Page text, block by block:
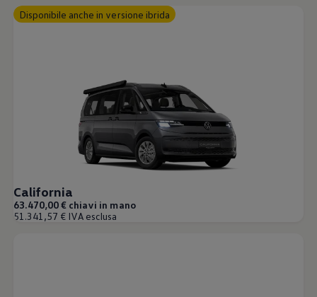
Disponibile anche in versione ibrida
California
63.470,00 € chiavi in mano
51.341,57 € IVA esclusa